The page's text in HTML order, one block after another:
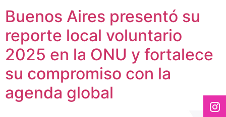
Buenos Aires presentó su
reporte local voluntario
2025 en la ONU y fortalece
su compromiso con la
agenda global